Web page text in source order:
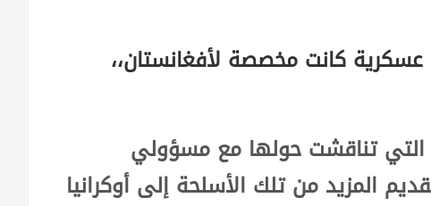
كانت مخصصة لأفغانستان،،
التي تناقشت حولها مع مسؤولي
المزيد من تلك الأسلحة إلى أوكرانيا